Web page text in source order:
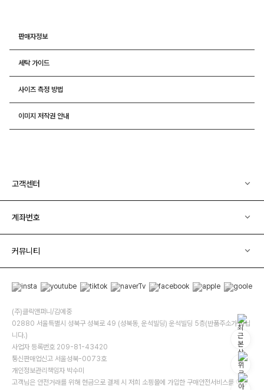
판매자정보
세탁 가이드
사이즈 측정 방법
이미지 저작권 안내
고객센터
계좌번호
커뮤니티
(주)클릭앤퍼니/김예중
02880 서울특별시 성북구 성북로 49 (성북동, 운석빌딩) 운석빌딩 5층(반품주소가 아닙
니다.)
사업자 등록번호 209-81-43420
통신판매업신고 서울성북-0073호
개인정보관리책임자 박수미
고객님은 안전거래를 위해 현금으로 결제 시 저희 소핑몰에 가입한 구매안전서비스를 이용